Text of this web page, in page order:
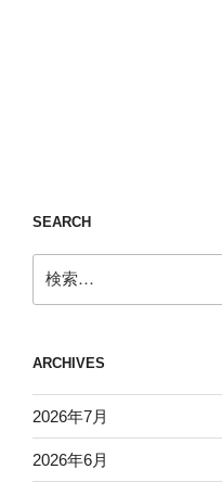
SEARCH
索:
ARCHIVES
2026年7月
2026年6月